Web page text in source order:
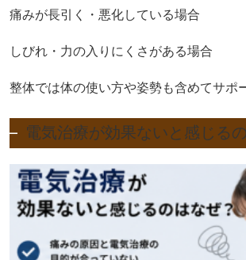
痛みが長引く・悪化している場合
しびれ・力の入りにくさがある場合
整体では体の使い方や姿勢も含めてサポ
電気治療が効果ないと感じる